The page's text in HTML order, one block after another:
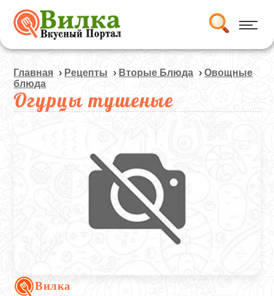
Главная › Рецепты › Вторые Блюда ›Овощные
блюда
Огурцы тушеные
Вилка